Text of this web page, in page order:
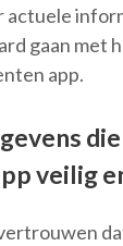
actuele
gaan met
app.
veilig